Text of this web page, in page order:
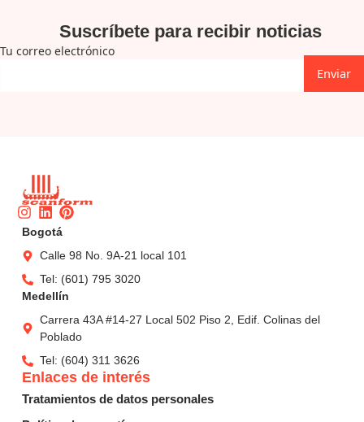
Suscríbete para recibir noticias
Tu correo electrónico
Enviar
Instagram
Linkedin
Pinterest
Bogotá
Calle 98 No. 9A-21 local 101
Tel: (601) 795 3020
Medellín
Carrera 43A #14-27 Local 502 Piso 2, Edif. Colinas del
Poblado
Tel: (604) 311 3626
Enlaces de interés
Tratamientos de datos personales